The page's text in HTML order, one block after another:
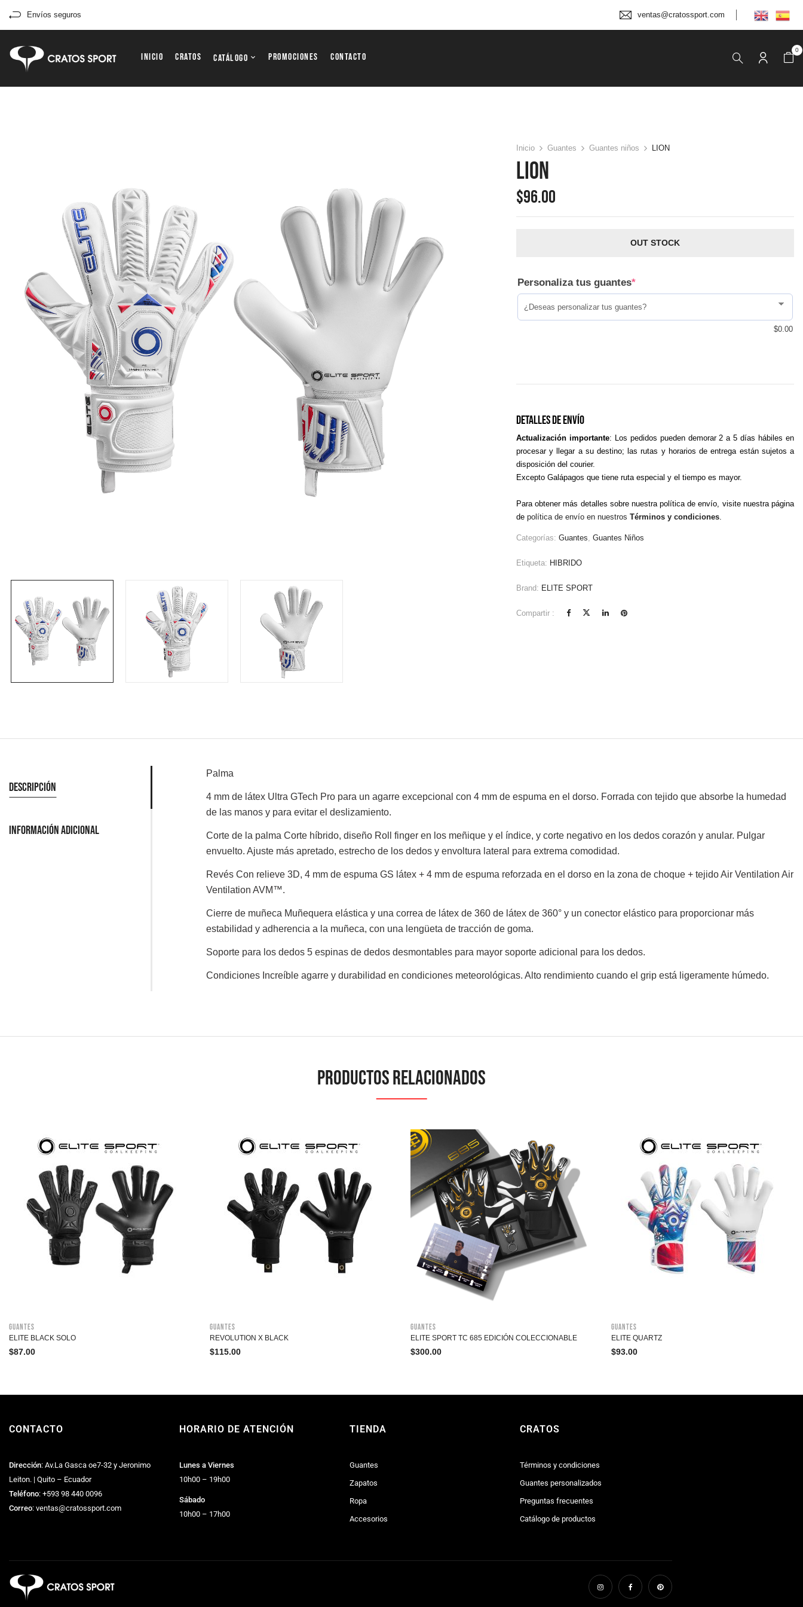
Envíos seguros ventas@cratossport.com
Inicio Cratos Catálogo Promociones Contacto
0
Inicio Guantes Guantes niños LION
LION
$96.00
OUT STOCK
Personaliza tus guantes*
$0.00
Detalles De Envío
Actualización importante: Los pedidos pueden demorar 2 a 5 días hábiles en
procesar y llegar a su destino; las rutas y horarios de entrega están sujetos a
disposición del courier.
Excepto Galápagos que tiene ruta especial y el tiempo es mayor.
Para obtener más detalles sobre nuestra política de envío, visite nuestra página
de política de envío en nuestros Términos y condiciones.
Categorías: Guantes Guantes Niños
Etiqueta: HIBRIDO
Brand: ELITE SPORT
Compartir :
Descripción
Información adicional
Palma
4 mm de látex Ultra GTech Pro para un agarre excepcional con 4 mm de espuma en el dorso. Forrada con tejido que absorbe la humedad
de las manos y para evitar el deslizamiento.
Corte de la palma Corte híbrido, diseño Roll finger en los meñique y el índice, y corte negativo en los dedos corazón y anular. Pulgar
envuelto. Ajuste más apretado, estrecho de los dedos y envoltura lateral para extrema comodidad.
Revés Con relieve 3D, 4 mm de espuma GS látex + 4 mm de espuma reforzada en el dorso en la zona de choque + tejido Air Ventilation Air
Ventilation AVM™.
Cierre de muñeca Muñequera elástica y una correa de látex de 360 de látex de 360° y un conector elástico para proporcionar más
estabilidad y adherencia a la muñeca, con una lengüeta de tracción de goma.
Soporte para los dedos 5 espinas de dedos desmontables para mayor soporte adicional para los dedos.
Condiciones Increíble agarre y durabilidad en condiciones meteorológicas. Alto rendimiento cuando el grip está ligeramente húmedo.
Productos relacionados
Guantes
ELITE BLACK SOLO
$87.00
Guantes
REVOLUTION X BLACK
$115.00
Guantes
ELITE SPORT TC 685 EDICIÓN COLECCIONABLE
$300.00
Guantes
ELITE QUARTZ
$93.00
CONTACTO
Dirección: Av.La Gasca oe7-32 y Jeronimo
Leiton. | Quito – Ecuador
Teléfono: +593 98 440 0096
Correo: ventas@cratossport.com
HORARIO DE ATENCIÓN
Lunes a Viernes
10h00 – 19h00
Sábado
10h00 – 17h00
TIENDA
Guantes
Zapatos
Ropa
Accesorios
CRATOS
Términos y condiciones
Guantes personalizados
Preguntas frecuentes
Catálogo de productos